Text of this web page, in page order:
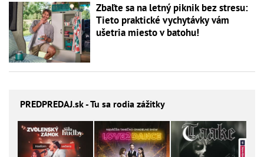
Zbaľte sa na letný piknik bez stresu:
Tieto praktické vychytávky vám
ušetria miesto v batohu!
PREDPREDAJ.sk - Tu sa rodia zážitky